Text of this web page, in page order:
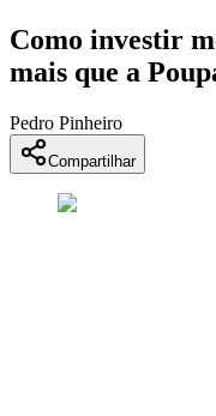
Como investir
mais que a
Pedro Pinheiro
Compartilhar